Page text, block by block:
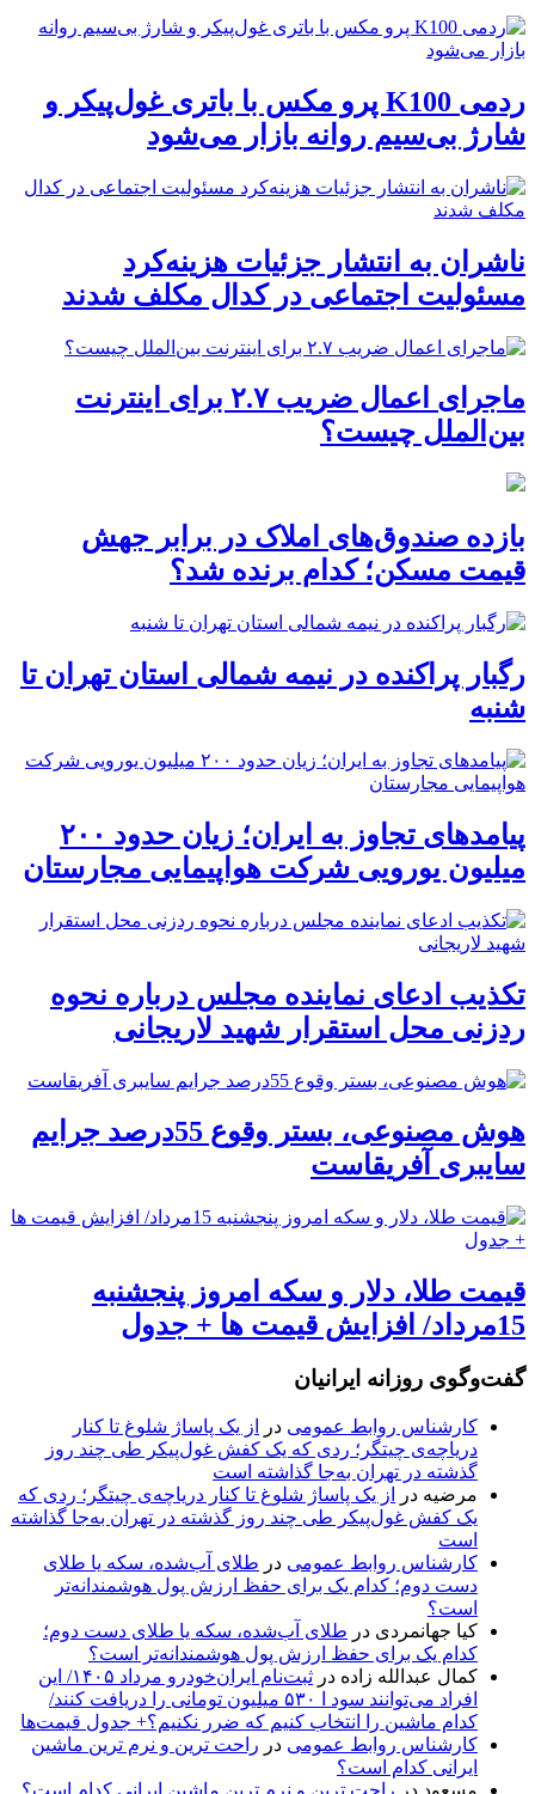
ردمی K100 پرو مکس با باتری غول‌پیکر و
شارژ بی‌سیم روانه بازار می‌شود
ناشران به انتشار جزئیات هزینه‌کرد
مسئولیت اجتماعی در کدال مکلف شدند
ماجرای اعمال ضریب ۲.۷ برای اینترنت
بین‌الملل چیست؟
بازده صندوق‌های املاک در برابر جهش
قیمت مسکن؛ کدام برنده شد؟
رگبار پراکنده در نیمه شمالی استان تهران تا
شنبه
پیامدهای تجاوز به ایران؛ زیان حدود ۲۰۰
میلیون یورویی شرکت هواپیمایی مجارستان
تکذیب ادعای نماینده مجلس درباره نحوه
ردزنی محل استقرار شهید لاریجانی
هوش مصنوعی، بستر وقوع 55درصد جرایم
سایبری آفریقاست
قیمت طلا، دلار و سکه امروز پنجشنبه
15مرداد/ افزایش قیمت ها + جدول
گفت‌وگوی روزانه ایرانیان
کارشناس روابط عمومی در
از یک پاساژ شلوغ تا کنار
دریاچه‌ی چیتگر؛ ردی که یک کفش غول‌پیکر طی چند روز
گذشته در تهران به‌جا گذاشته است
مرضیه در
از یک پاساژ شلوغ تا کنار دریاچه‌ی چیتگر؛ ردی که
یک کفش غول‌پیکر طی چند روز گذشته در تهران به‌جا گذاشته
است
کارشناس روابط عمومی در طلای آب‌شده، سکه یا طلای
دست دوم؛ کدام یک برای حفظ ارزش پول هوشمندانه‌تر
است؟
کیا جهانمردی در طلای آب‌شده، سکه یا طلای دست دوم؛
کدام یک برای حفظ ارزش پول هوشمندانه‌تر است؟
کمال عبدالله زاده در
ثبت‌نام ایران‌خودرو مرداد ۱۴۰۵/ این
افراد می‌توانند سود ا ۵۳۰ میلیون تومانی را دریافت کنند/
کدام ماشین را انتخاب کنیم که ضرر نکنیم؟+ جدول قیمت‌ها
کارشناس روابط عمومی در راحت ترین و نرم ترین ماشین
ایرانی کدام است؟
مسعود در راحت ترین و نرم ترین ماشین ایرانی کدام است؟